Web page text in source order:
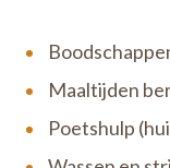
eerlijkheid en
erg menselijk en
medewerkers.
Maaltijden
Poetshulp